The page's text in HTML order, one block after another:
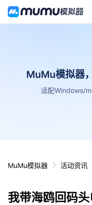
MuMu模拟器
适配Windows/
MuMu模拟器 活动资讯
我带海鸥回码